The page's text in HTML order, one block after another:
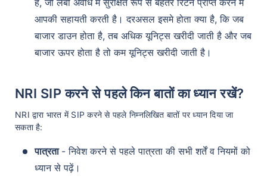
है, जो लंबी अवधि में सुरक्षित रूप से बेहतर रिटर्न प्राप्त करने में
आपकी सहायती करती है। दरअसल इसमे होता क्या है, कि जब
बाजार डाउन होता है, तब अधिक यूनिट्स खरीदी जाती है और जब
बाजार ऊपर होता है तो कम यूनिट्स खरीदी जाती है।
NRI SIP करने से पहले किन बातों का ध्यान रखें?
NRI द्वारा भारत में SIP करने से पहले निम्नलिखित बातों पर ध्यान दिया जा
सकता है:
पात्रता - निवेश करने से पहले पात्रता की सभी शर्तें व नियमों को
ध्यान से पढ़ें।
Wait a minute...
Grow your Wealth!
Tax-Free * Returns
Top performing investment plans **
Invest ₹10,000 /monthand get₹1 Cron maturity
Create wealth for your future goals